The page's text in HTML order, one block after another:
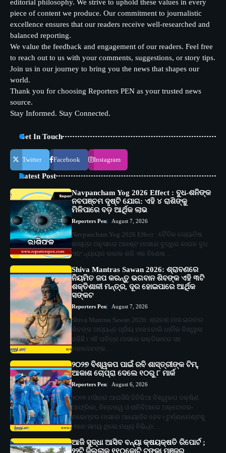
editorial philosophy. We strive to uphold these values in every
piece of content we produce. Our commitment to journalistic
excellence ensures that our readers receive well-researched and
balanced reporting.
We value the feedback and engagement of our readers. Feel free
to reach out to us with your comments, suggestions, or story tips.
Join us in our journey to bring you the news that shapes our
world.
Thank you for choosing Reporters PEN as your trusted news
source.
Stay Informed. Stay Connected.
Get In Touch
Twitter Facebook Instagram
Latest Post
Navpancham Yog 2026 Effect : ବୁଧ-ଶନିଙ୍କ
ନବପଞ୍ଚମ ଦୃଷ୍ଟି ଯୋଗ: ଏହି ୪ ରାଶିଙ୍କୁ
ମିଳିପାରେ ବଡ଼ ଆର୍ଥିକ ଲାଭ
Reporters Pen August 7, 2026
Navpancham Yog 2026 Effect : ବୈଦିକ ଜ୍ୟୋତିଷ
ଶାସ୍ତ୍ର ଅନୁସାରେ ଅଗଷ୍ଟ ମାସରେ ବୁଦ୍ଧିର କାରକ ବୁଧ
ଏବଂ ନ୍ୟାୟର କାରକ ଶନି ଏକ ବିଶେଷ…
Shiva Mantras Sawan 2026: ଶ୍ରାବଣରେ
ନିୟମିତ ଜପ କରନ୍ତୁ ଭଗବାନ ଶିବଙ୍କ ଏହି ୩ଟି
ଶକ୍ତିଶାଳୀ ମନ୍ତ୍ର, ଦୂର ହୋଇପାରେ ଆର୍ଥିକ
ସଙ୍କଟ
Reporters Pen August 7, 2026
Shiva Mantras Sawan 2026: ଶ୍ରାବଣ ମାସ ଭଗବାନ
ଶିବଙ୍କ ଅତ୍ୟନ୍ତ ପ୍ରିୟ ମାସ ବୋଲି ଧାର୍ମିକ ବିଶ୍ୱାସ
ରହିଛି। ଏହି ପବିତ୍ର ମାସରେ ଭକ୍ତିଭାବର ସହ
ମହାଦେବଙ୍କ…
୨୦୨୭ ବିଶ୍ୱକପ ପାଇଁ ରବି ଶାସ୍ତ୍ରୀଙ୍କ ଟିମ୍,
ଆକାଶ ଚୋପ୍ରା ଦେଲେ ୧୦ରୁ ୮ ମାର୍କ
Reporters Pen August 6, 2026
୨୦୨୭ ମସିହାର ଆଇସିସି ଦିନିକିଆ ବିଶ୍ୱକପ ଦକ୍ଷିଣ
ଆଫ୍ରିକା, ଜିମ୍ବାୱେ ଓ ନାମିବିଆରେ ଅକ୍ଟୋବର-
ନଭେମ୍ବର ମାସରେ ଆୟୋଜିତ ହେବ। ଟୁର୍ଣ୍ଣାମେଣ୍ଟକୁ
ଏଖନ ସମୟ ଥିଲେ ମଧ୍ୟ ବିଭିନ୍ନ…
ଆଜି ସୁଦ୍ଧା ଆସିବ ବନ୍ୟା କ୍ଷୟକ୍ଷତି ରିପୋର୍ଟ ;
୨୨ଟି ଜିଲ୍ଲାକୁ ୧୧୦କୋଟି ଟଙ୍କା ମଞ୍ଜୁର